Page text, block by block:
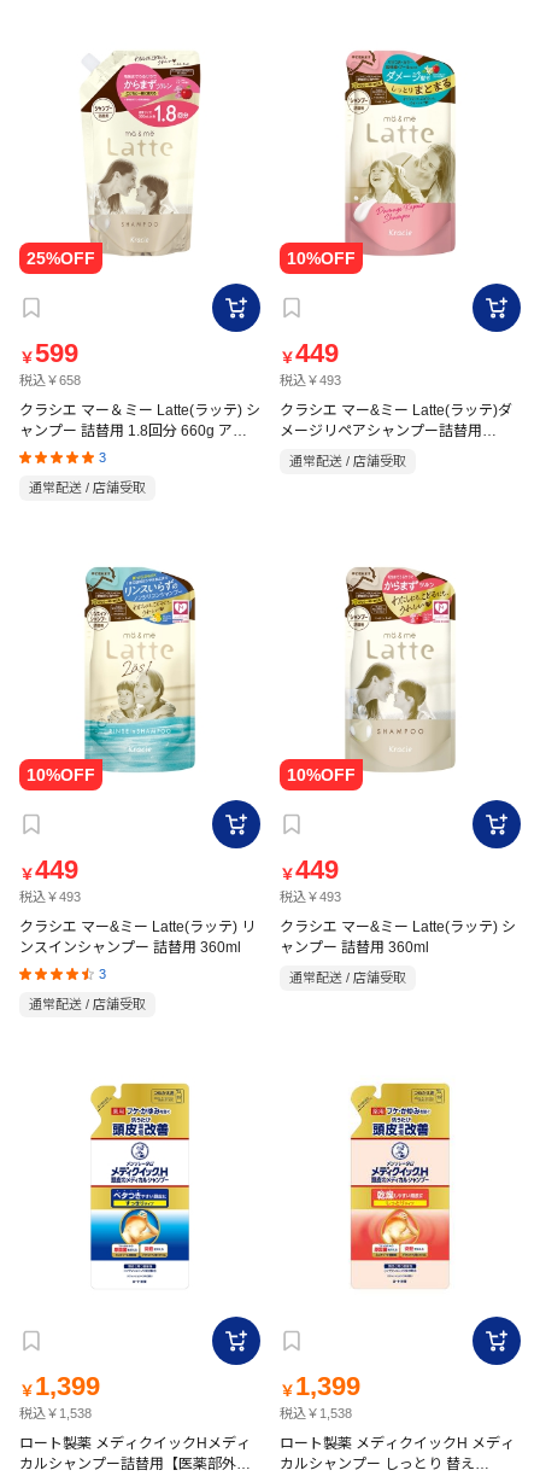
￥599
税込￥658
クラシエ マー＆ミー Latte(ラッテ) シ
ャンプー 詰替用 1.8回分 660g アッ
プル&ピオニーの香り
3
通常配送 / 店舗受取
￥449
税込￥493
クラシエ マー&ミー Latte(ラッテ)ダ
メージリペアシャンプー詰替用
通常配送 / 店舗受取
￥449
税込￥493
クラシエ マー&ミー Latte(ラッテ) リ
ンスインシャンプー 詰替用 360ml
3
通常配送 / 店舗受取
￥449
税込￥493
クラシエ マー&ミー Latte(ラッテ) シ
ャンプー 詰替用 360ml
通常配送 / 店舗受取
￥ 1,399
税込￥1,538
ロート製薬 メディクイックHメディ
カルシャンプー詰替用【医薬部外
￥ 1,399
税込￥1,538
ロート製薬 メディクイックH メディ
カルシャンプー しっとり 替え